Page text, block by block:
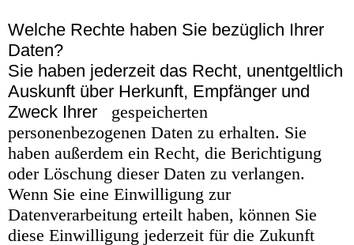
Welche Rechte haben Sie bezüglich Ihrer
Daten?
Sie haben jederzeit das Recht, unentgeltlich
Auskunft über Herkunft, Empfänger und
Zweck Ihrer gespeicherten
personenbezogenen Daten zu erhalten. Sie
haben außerdem ein Recht, die Berichtigung
oder Löschung dieser Daten zu verlangen.
Wenn Sie eine Einwilligung zur
Datenverarbeitung erteilt haben, können Sie
diese Einwilligung jederzeit für die Zukunft